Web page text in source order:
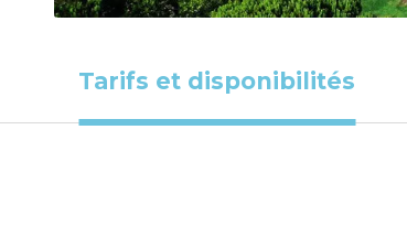
Tarifs et disponibilités